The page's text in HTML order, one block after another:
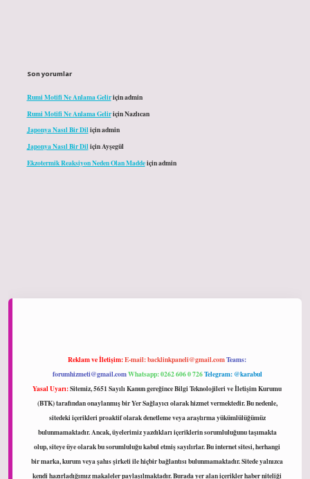
Son yorumlar
Rumi Motifi Ne Anlama Geliriçinadmin
Rumi Motifi Ne Anlama GeliriçinNazlıcan
Japonya Nasıl Bir Diliçinadmin
Japonya Nasıl Bir DiliçinAyşegül
Ekzotermik Reaksiyon Neden Olan Maddeiçinadmin
Reklam ve İletişim:E-mail:backlinkpaneli@gmail.comTeams:
forumhizmeti@gmail.comWhatsapp: 0262 606 0 726Telegram: @karabul
Yasal Uyarı:Sitemiz, 5651 Sayılı Kanun gereğince Bilgi Teknolojileri ve İletişim Kurumu
(BTK) tarafından onaylanmış bir Yer Sağlayıcı olarak hizmet vermektedir. Bu nedenle,
sitedeki içerikleri proaktif olarak denetleme veya araştırma yükümlülüğümüz
bulunmamaktadır. Ancak, üyelerimiz yazdıkları içeriklerin sorumluluğunu taşımakta
olup, siteye üye olarak bu sorumluluğu kabul etmiş sayılırlar. Bu internet sitesi, herhangi
bir marka, kurum veya şahıs şirketi ile hiçbir bağlantısı bulunmamaktadır. Sitede yalnızca
kendi hazırladığımız makaleler paylaşılmaktadır. Burada yer alan içerikler haber niteliği